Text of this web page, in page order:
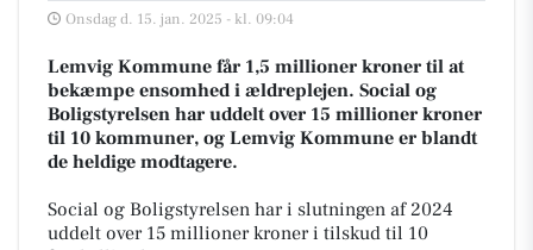
Onsdag d. 15. jan. 2025 - kl. 09:04
Lemvig Kommune får 1,5 millioner kroner til at
bekæmpe ensomhed i ældreplejen. Social og
Boligstyrelsen har uddelt over 15 millioner kroner
til 10 kommuner, og Lemvig Kommune er blandt
de heldige modtagere.
Social og Boligstyrelsen har i slutningen af 2024
uddelt over 15 millioner kroner i tilskud til 10